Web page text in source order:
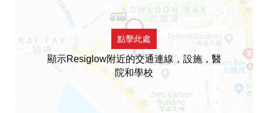
點擊此處
顯示Resiglow附近的交通連線，設施，醫
院和學校